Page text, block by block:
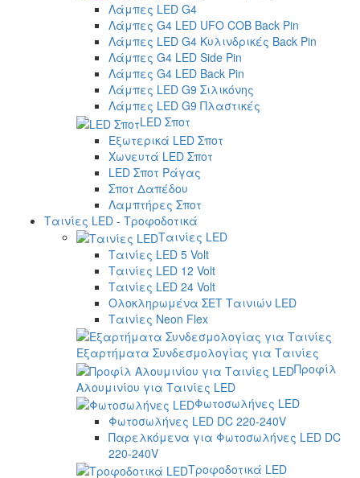
Λάμπες LED G4
Λάμπες G4 LED UFO COB Back Pin
Λάμπες LED G4 Κυλινδρικές Back Pin
Λάμπες G4 LED Side Pin
Λάμπες G4 LED Back Pin
Λάμπες LED G9 Σιλικόνης
Λάμπες LED G9 Πλαστικές
LED Σποτ
Εξωτερικά LED Σποτ
Χωνευτά LED Σποτ
LED Σποτ Ράγας
Σποτ Δαπέδου
Λαμπτήρες Σποτ
Ταινίες LED - Τροφοδοτικά
Ταινίες LED
Ταινίες LED 5 Volt
Ταινίες LED 12 Volt
Ταινίες LED 24 Volt
Ολοκληρωμένα ΣΕΤ Ταινιών LED
Ταινίες Neon Flex
Εξαρτήματα Συνδεσμολογίας για Ταινίες
Προφίλ
Αλουμινίου για Ταινίες LED
Φωτοσωλήνες LED
Φωτοσωλήνες LED DC 220-240V
Παρελκόμενα για Φωτοσωλήνες LED DC
220-240V
Τροφοδοτικά LED